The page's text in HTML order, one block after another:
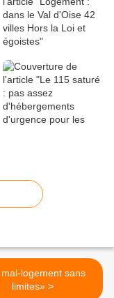
logement sans
limites» >